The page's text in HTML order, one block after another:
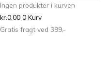
Ingen produkter i kurven
kr.0,00 0 Kurv
Gratis fragt ved 399,-